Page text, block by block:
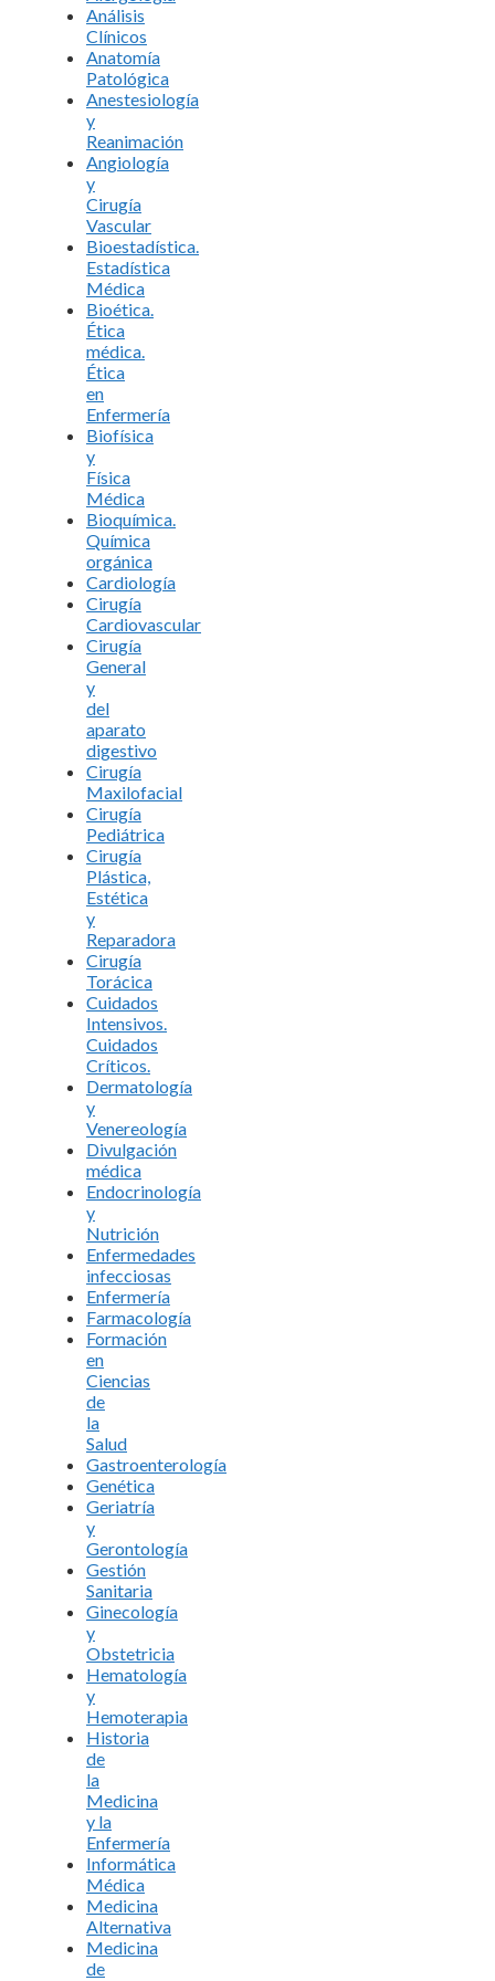
Análisis
Clínicos
Anatomía
Patológica
Anestesiología
y
Reanimación
Angiología
y
Cirugía
Vascular
Bioestadística.
Estadística
Médica
Bioética.
Ética
médica.
Ética
en
Enfermería
Biofísica
y
Física
Médica
Bioquímica.
Química
orgánica
Cardiología
Cirugía
Cardiovascular
Cirugía
General
y
del
aparato
digestivo
Cirugía
Maxilofacial
Cirugía
Pediátrica
Cirugía
Plástica,
Estética
y
Reparadora
Cirugía
Torácica
Cuidados
Intensivos.
Cuidados
Críticos.
Dermatología
y
Venereología
Divulgación
médica
Endocrinología
y
Nutrición
Enfermedades
infecciosas
Enfermería
Farmacología
Formación
en
Ciencias
de
la
Salud
Gastroenterología
Genética
Geriatría
y
Gerontología
Gestión
Sanitaria
Ginecología
y
Obstetricia
Hematología
y
Hemoterapia
Historia
de
la
Medicina
y la
Enfermería
Informática
Médica
Medicina
Alternativa
Medicina
de